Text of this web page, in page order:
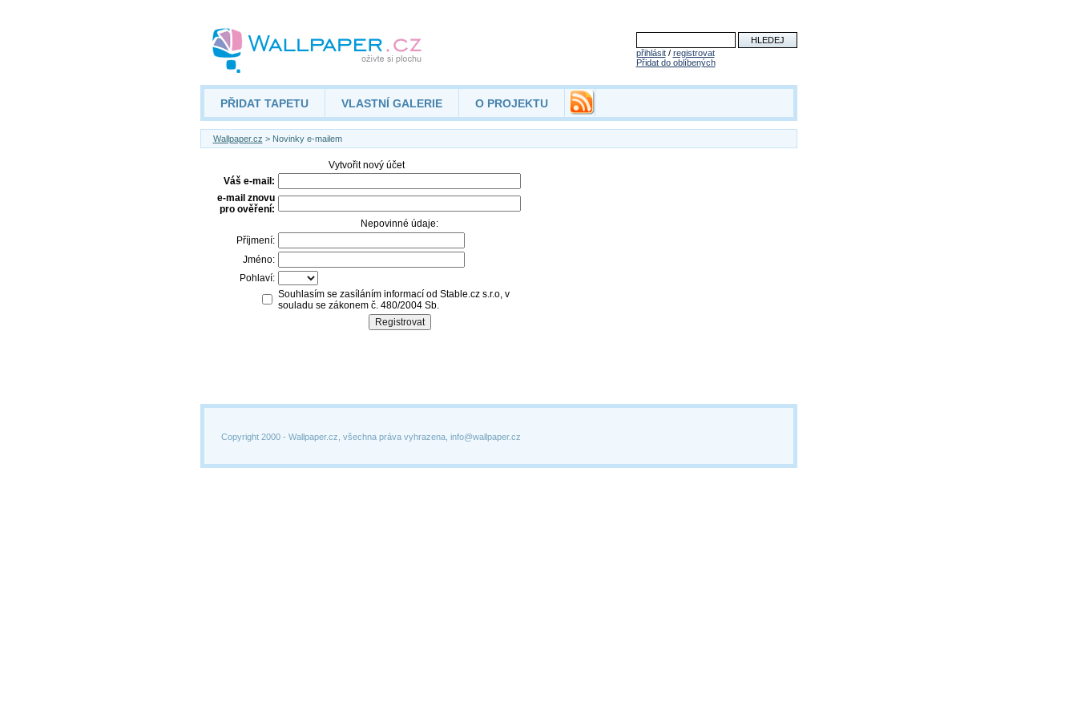
přihlásit/ registrovat
Přidat do oblíbených
PŘIDAT TAPETU VLASTNÍ GALERIE O PROJEKTU
Wallpaper.cz > Novinky e-mailem
Copyright 2000 - Wallpaper.cz, všechna práva vyhrazena, info@wallpaper.cz